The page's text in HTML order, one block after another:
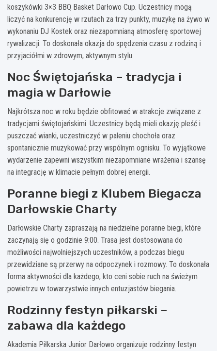
koszykówki 3×3 BBQ Basket Darłowo Cup. Uczestnicy mogą
liczyć na konkurencję w rzutach za trzy punkty, muzykę na żywo w
wykonaniu DJ Kostek oraz niezapomnianą atmosferę sportowej
rywalizacji. To doskonała okazja do spędzenia czasu z rodziną i
przyjaciółmi w zdrowym, aktywnym stylu.
Noc Świętojańska – tradycja i
magia w Darłowie
Najkrótsza noc w roku będzie obfitować w atrakcje związane z
tradycjami świętojańskimi. Uczestnicy będą mieli okazję pleść i
puszczać wianki, uczestniczyć w paleniu chochoła oraz
spontanicznie muzykować przy wspólnym ognisku. To wyjątkowe
wydarzenie zapewni wszystkim niezapomniane wrażenia i szansę
na integrację w klimacie pełnym dobrej energii.
Poranne biegi z Klubem Biegacza
Darłowskie Charty
Darłowskie Charty zapraszają na niedzielne poranne biegi, które
zaczynają się o godzinie 9:00. Trasa jest dostosowana do
możliwości najwolniejszych uczestników, a podczas biegu
przewidziane są przerwy na odpoczynek i rozmowy. To doskonała
forma aktywności dla każdego, kto ceni sobie ruch na świeżym
powietrzu w towarzystwie innych entuzjastów biegania.
Rodzinny festyn piłkarski –
zabawa dla każdego
Akademia Piłkarska Junior Darłowo organizuje rodzinny festyn